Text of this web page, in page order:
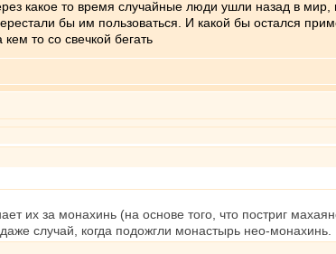
какое то время случайные люди ушли назад в
бы им пользоваться. И какой бы остался
то со свечкой бегать
их за монахинь (на основе того, что постриг
случай, когда подожгли монастырь нео-монахинь.